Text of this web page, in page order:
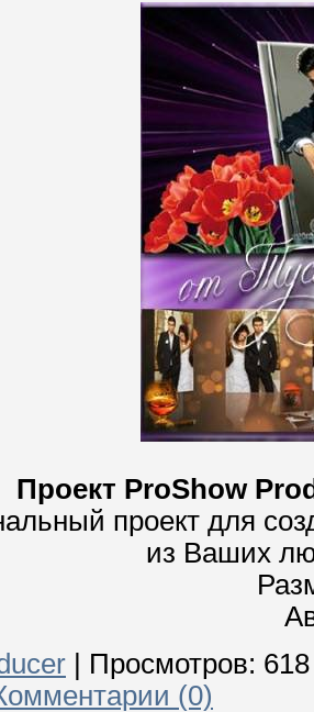
Проект ProShow
проект для
из Ваших
Просмотров: 618
(0)